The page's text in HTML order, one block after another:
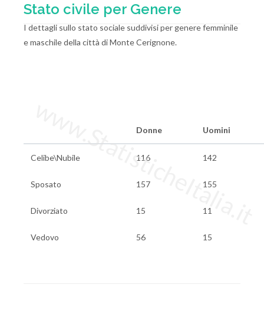
Stato civile per Genere
I dettagli sullo stato sociale suddivisi per genere femminile
e maschile della città di Monte Cerignone.
Donne Uomini
Celibe\Nubile 116 142
Sposato 157 155
Divorziato 15 11
Vedovo 56 15
www.StatisticheItalia.it